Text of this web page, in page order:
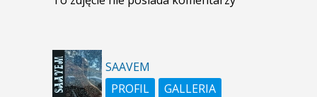
SAAVEM
PROFIL
GALLERIA